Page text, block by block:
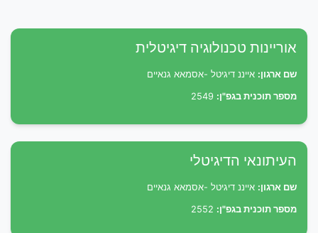
אוריינות טכנולוגיה דיגיטלית
שם ארגון: אייננ דיגיטל -אסמאא גנאיים
מספר תוכנית בגפ"ן:
העיתונאי הדיגיטלי
שם ארגון: אייננ דיגיטל -אסמאא גנאיים
מספר תוכנית בגפ"ן: